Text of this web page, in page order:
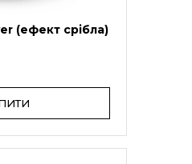
(ефект срібла)